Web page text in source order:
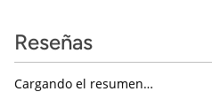
Reseñas
Cargando el resumen…